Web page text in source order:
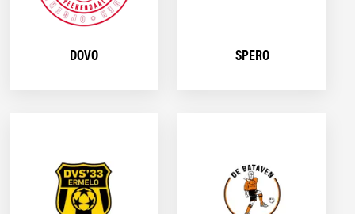
DOVO SPERO